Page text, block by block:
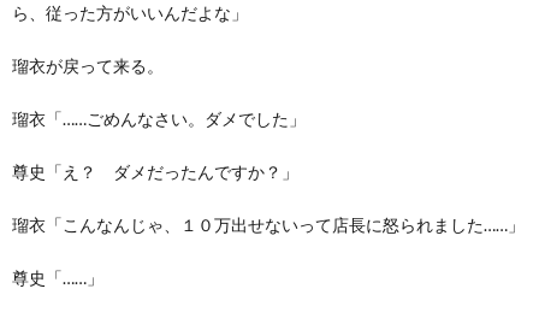
ら、従った方がいいんだよな」
瑠衣が戻って来る。
瑠衣「……ごめんなさい。ダメでした」
尊史「え？ ダメだったんですか？」
瑠衣「こんなんじゃ、１０万出せないって店長に怒られました……」
尊史「……」